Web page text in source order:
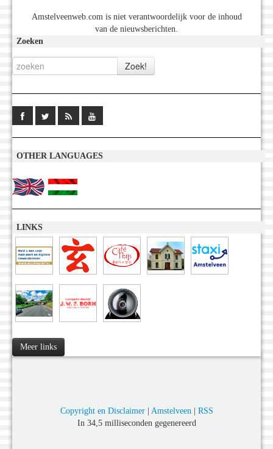
Amstelveenweb.com is niet verantwoordelijk voor de inhoud
van de nieuwsberichten.
Zoeken
OTHER LANGUAGES
LINKS
Meer links
Copyright en Disclaimer| Amstelveen| RSS
In 34,5 milliseconden gegenereerd